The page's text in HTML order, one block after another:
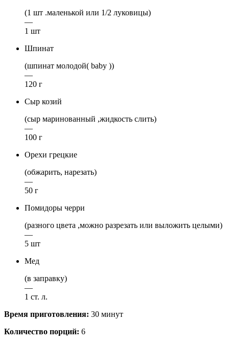
(1 шт .маленькой или 1/2 луковицы)
—
1 шт
Шпинат
(шпинат молодой( baby ))
—
120 г
Сыр козий
(сыр маринованный ,жидкость слить)
—
100 г
Орехи грецкие
(обжарить, нарезать)
—
50 г
Помидоры черри
(разного цвета ,можно разрезать или выложить целыми)
—
5 шт
Мед
(в заправку)
—
1 ст. л.
Время приготовления: 30 минут
Количество порций: 6